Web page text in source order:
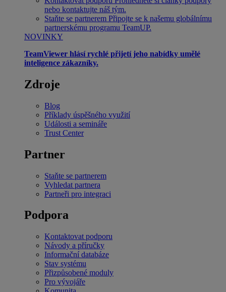
nebo kontaktujte náš tým.
Staňte se partnerem Připojte se k našemu globálnímu
partnerskému programu TeamUP.
NOVINKY
TeamViewer hlásí rychlé přijetí jeho nabídky umělé
inteligence zákazníky.
Zdroje
Blog
Příklady úspěšného využití
Události a semináře
Trust Center
Partner
Staňte se partnerem
Vyhledat partnera
Partneři pro integraci
Podpora
Kontaktovat podporu
Návody a příručky
Informační databáze
Stav systému
Přizpůsobené moduly
Pro vývojáře